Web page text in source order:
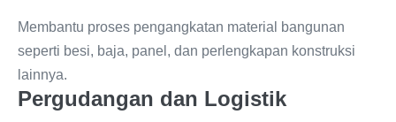
Membantu proses pengangkatan material bangunan
seperti besi, baja, panel, dan perlengkapan konstruksi
lainnya.
Pergudangan dan Logistik